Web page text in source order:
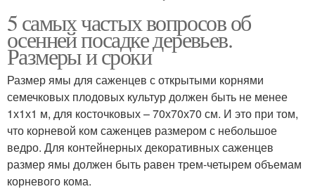
5 самых частых вопросов об
осенней посадке деревьев.
Размеры и сроки
Размер ямы для саженцев с открытыми корнями
семечковых плодовых культур должен быть не менее
1х1х1 м, для косточковых – 70х70х70 см. И это при том,
что корневой ком саженцев размером с небольшое
ведро. Для контейнерных декоративных саженцев
размер ямы должен быть равен трем-четырем объемам
корневого кома.